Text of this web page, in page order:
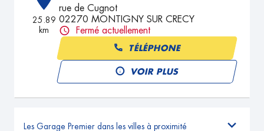
25.89
km
rue de Cugnot
02270 MONTIGNY SUR CRECY
Fermé actuellement
TÉLÉPHONE
VOIR PLUS
Les Garage Premier dans les villes à proximité